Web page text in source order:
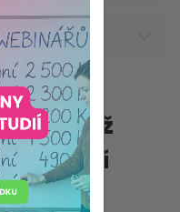
Když
tančí
2023